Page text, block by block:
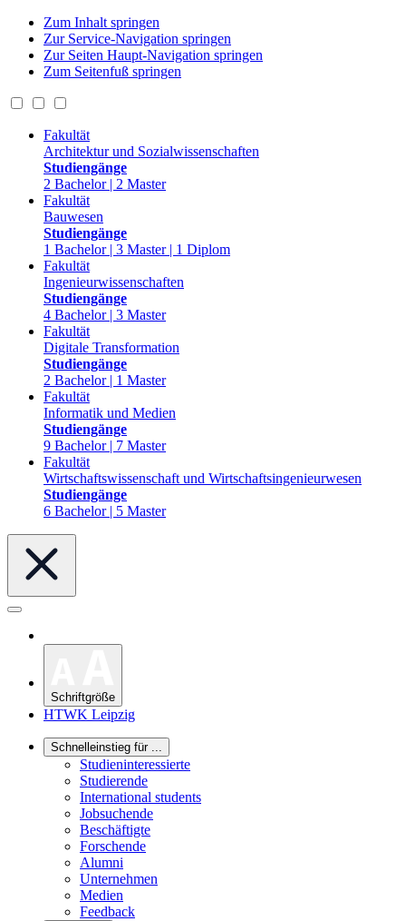
Zum Inhalt springen
Zur Service-Navigation springen
Zur Seiten Haupt-Navigation springen
Zum Seitenfuß springen
Fakultät
Architektur und Sozialwissenschaften
Studiengänge
2 Bachelor | 2 Master
Fakultät
Bauwesen
Studiengänge
1 Bachelor | 3 Master | 1 Diplom
Fakultät
Ingenieurwissenschaften
Studiengänge
4 Bachelor | 3 Master
Fakultät
Digitale Transformation
Studiengänge
2 Bachelor | 1 Master
Fakultät
Informatik und Medien
Studiengänge
9 Bachelor | 7 Master
Fakultät
Wirtschaftswissenschaft und Wirtschaftsingenieurwesen
Studiengänge
6 Bachelor | 5 Master
Schriftgröße
HTWK Leipzig
Schnelleinstieg für ...
Studieninteressierte
Studierende
International students
Jobsuchende
Beschäftigte
Forschende
Alumni
Unternehmen
Medien
Feedback